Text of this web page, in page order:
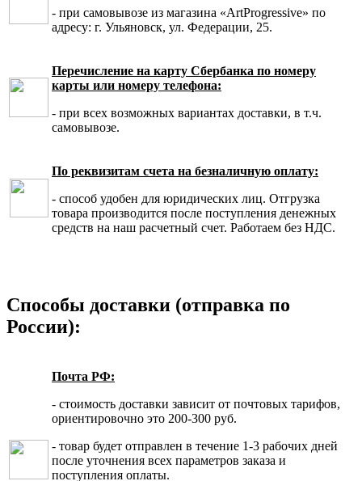
- при самовывозе из магазина «ArtProgressive» по
адресу: г. Ульяновск, ул. Федерации, 25.
Перечисление на карту Сбербанка по номеру
карты или номеру телефона:
- при всех возможных вариантах доставки, в т.ч.
самовывозе.
По реквизитам счета на безналичную оплату:
- способ удобен для юридических лиц. Отгрузка
товара производится после поступления денежных
средств на наш расчетный счет. Работаем без НДС.
Способы доставки (отправка по
России):
Почта РФ:
- стоимость доставки зависит от почтовых тарифов,
ориентировочно это 200-300 руб.
- товар будет отправлен в течение 1-3 рабочих дней
после уточнения всех параметров заказа и
поступления оплаты.